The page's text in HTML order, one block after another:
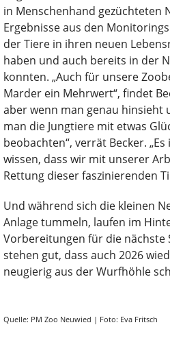
in Menschenhand gezüchteten
Ergebnisse aus den
der Tiere in ihren neuen
haben und auch bereits in der
konnten. „Auch für unsere
Marder ein Mehrwert“, findet
aber wenn man genau hinsieht
man die Jungtiere mit etwas
beobachten“, verrät Becker.
wissen, dass wir mit unserer
Rettung dieser faszinierenden
Und während sich die kleinen
Anlage tummeln, laufen im
Vorbereitungen für die nächste
stehen gut, dass auch 2026
neugierig aus der Wurfhöhle
Quelle: PM Zoo Neuwied | Foto: Eva Fritsch